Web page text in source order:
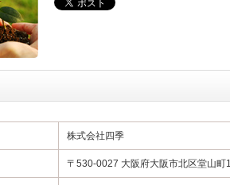
株式会社四季
〒530-0027 大阪府大阪市北区堂山町